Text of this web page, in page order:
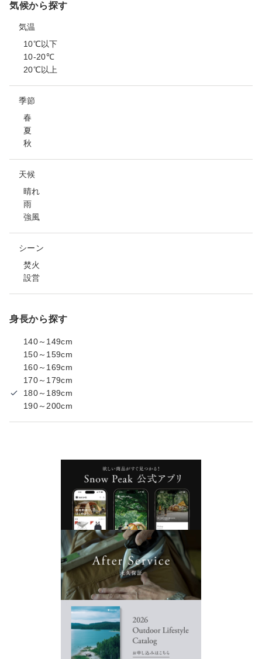
気候から探す
気温
10℃以下
10-20℃
20℃以上
季節
春
夏
秋
天候
晴れ
雨
強風
シーン
焚火
設営
身長から探す
140～149cm
150～159cm
160～169cm
170～179cm
180～189cm
190～200cm